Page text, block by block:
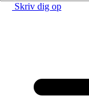
Skriv dig op